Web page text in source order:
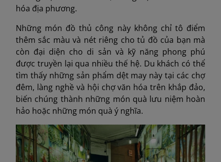
hóa địa phương.
Những món đồ thủ công này không chỉ tô điểm
thêm sắc màu và nét riêng cho tủ đồ của bạn mà
còn đại diện cho di sản và kỹ năng phong phú
được truyền lại qua nhiều thế hệ. Du khách có thể
tìm thấy những sản phẩm dệt may này tại các chợ
đêm, làng nghề và hội chợ văn hóa trên khắp đảo,
biến chúng thành những món quà lưu niệm hoàn
hảo hoặc những món quà ý nghĩa.